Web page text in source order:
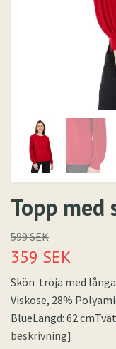
Topp med
599 SEK
359 SEK
Skön tröja med
Viskose, 28%
BlueLängd: 62
beskrivning]